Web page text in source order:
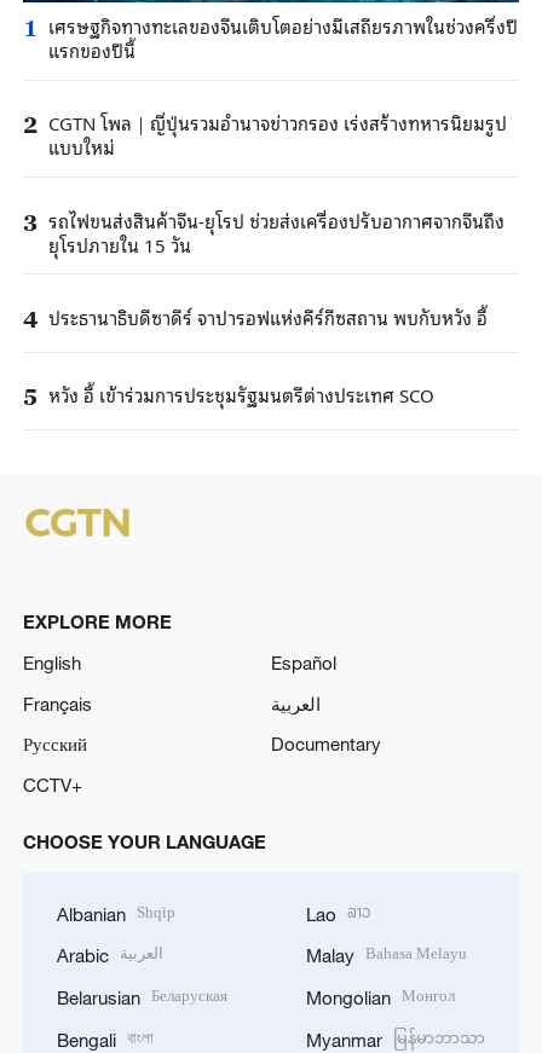
1 เศรษฐกิจทางทะเลของจีนเติบโตอย่างมีเสถียรภาพในช่วงครึ่งปี
แรกของปีนี้
2 CGTN โพล｜ญี่ปุ่นรวมอำนาจข่าวกรอง เร่งสร้างทหารนิยมรูป
แบบใหม่
3 รถไฟขนส่งสินค้าจีน-ยุโรป ช่วยส่งเครื่องปรับอากาศจากจีนถึง
ยุโรปภายใน 15 วัน
4 ประธานาธิบดีซาดีร์ จาปารอฟแห่งคีร์กีซสถาน พบกับหวัง อี้
5 หวัง อี้ เข้าร่วมการประชุมรัฐมนตรีต่างประเทศ SCO
EXPLORE MORE
English
Español
Français
العربية
Русский
Documentary
CCTV+
CHOOSE YOUR LANGUAGE
Albanian Shqip
Arabic العربية
Belarusian Беларуская
Bengali বাংলা
Lao ລາວ
Malay Bahasa Melayu
Mongolian Монгол
Myanmar မြန်မာဘာသာ